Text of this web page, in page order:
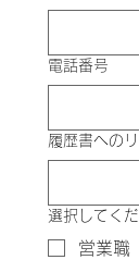
電話番号
履歴書への
選択してく
営業職